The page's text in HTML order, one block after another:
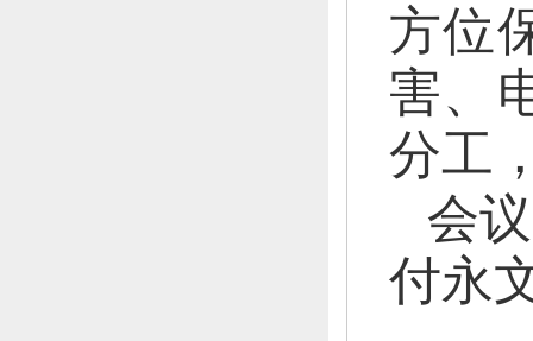
方位
害、
分工
会
付永